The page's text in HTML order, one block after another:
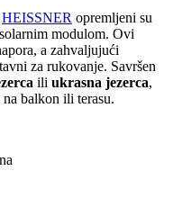
HEISSNER opremljeni su
modulom. Ovi
a zahvaljujući
za rukovanje. Savršen
ili ukrasna jezerca,
balkon ili terasu.